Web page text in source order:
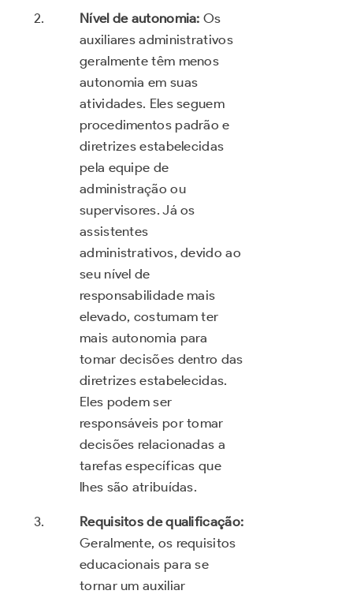
Nível de autonomia: Os
auxiliares administrativos
geralmente têm menos
autonomia em suas
atividades. Eles seguem
procedimentos padrão e
diretrizes estabelecidas
pela equipe de
administração ou
supervisores. Já os
assistentes
administrativos, devido ao
seu nível de
responsabilidade mais
elevado, costumam ter
mais autonomia para
tomar decisões dentro das
diretrizes estabelecidas.
Eles podem ser
responsáveis por tomar
decisões relacionadas a
tarefas específicas que
lhes são atribuídas.
Requisitos de qualificação:
Geralmente, os requisitos
educacionais para se
tornar um auxiliar